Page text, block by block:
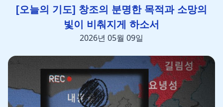
[오늘의 기도] 창조의 분명한 목적과 소망의
빛이 비춰지게 하소서
2026년 05월 09일